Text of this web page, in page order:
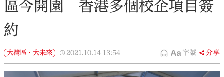
區今開園 香港多個校企項目簽
約
大灣區·大未來 2021.10.14 13:54 字號 分享